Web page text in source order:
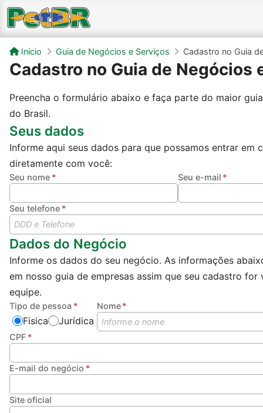
Início Guia de Negócios e Serviços Cadastro no Guia
Cadastro no Guia de Negócios
Preencha o formulário abaixo e faça parte do maior
do Brasil.
Seus dados
Informe aqui seus dados para que possamos entrar em
diretamente com você:
Seu nome Seu e-mail
Seu telefone
Dados do Negócio
Informe os dados do seu negócio. As informações
em nosso guia de empresas assim que seu cadastro for
equipe.
Tipo de pessoa
Fisica Jurídica
Nome
CPF
E-mail do negócio
Site oficial